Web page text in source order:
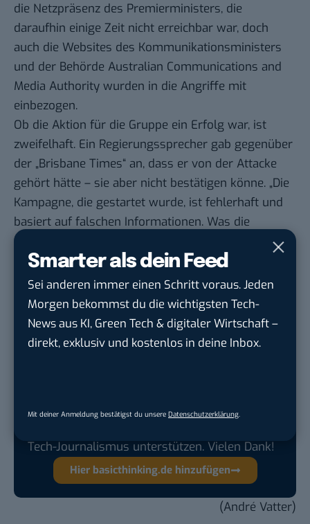
Smarter als dein Feed
Sei anderen immer einen Schritt voraus. Jeden
Morgen bekommst du die wichtigsten Tech-
News aus KI, Green Tech & digitaler Wirtschaft –
direkt, exklusiv und kostenlos in deine Inbox.
Mit deiner Anmeldung bestätigst du unsere Datenschutzerklärung.
die Netzpräsenz des Premierministers, die
daraufhin einige Zeit nicht erreichbar war, doch
auch die Websites des Kommunikationsministers
und der Behörde Australian Communications and
Media Authority wurden in die Angriffe mit
einbezogen.
Ob die Aktion für die Gruppe ein Erfolg war, ist
zweifelhaft. Ein Regierungssprecher gab gegenüber
der „Brisbane Times“ an, dass er von der Attacke
gehört hätte – sie aber nicht bestätigen könne. „Die
Kampagne, die gestartet wurde, ist fehlerhaft und
basiert auf falschen Informationen. Was die
Regierung vorschlägt ist das Filtern von verbotenen
Inhalten wie Bildern, die Kindesmissbrauch,
Vergewaltigung oder Zooerastie zeigen.“
Google lässt dich jetzt selbst bestimmen,
BASIC thinking kostenlos als bevorzugte
Tech-Journalismus unterstützen. Vielen Dank!
Hier basicthinking.de hinzufügen
(André Vatter)